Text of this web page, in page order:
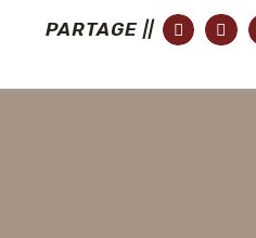
PARTAGE ||